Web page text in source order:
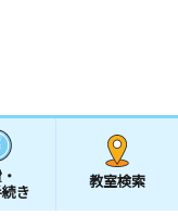
き
教室検索